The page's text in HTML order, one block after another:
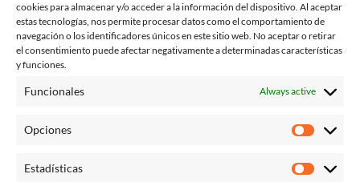
cookies para almacenar y/o acceder a la información del dispositivo. Al aceptar
estas tecnologías, nos permite procesar datos como el comportamiento de
navegación o los identificadores únicos en este sitio web. No aceptar o retirar
el consentimiento puede afectar negativamente a determinadas características
y funciones.
Funcionales Always active
Opciones
Estadísticas
Legal
Servicios